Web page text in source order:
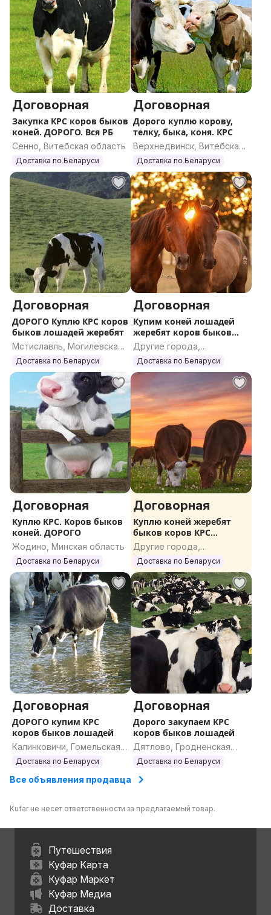
Договорная
Закупка КРС коров быков
коней. ДОРОГО. Вся РБ
Сенно, Витебская область
Доставка по Беларуси
Договорная
Дорого куплю корову,
телку, быка, коня. КРС
Верхнедвинск, Витебская
область
Доставка по Беларуси
Договорная
ДОРОГО Куплю КРС коров
быков лошадей жеребят
Мстиславль, Могилевская
область
Доставка по Беларуси
Договорная
Купим коней лошадей
жеребят коров быков
КРС ДОРОГО
Другие города,
Гомельская область
Доставка по Беларуси
Договорная
Куплю КРС. Коров быков
коней. ДОРОГО
Жодино, Минская область
Доставка по Беларуси
Договорная
Куплю коней жеребят
быков коров КРС
ДОРОГО
Другие города,
Гомельская область
Доставка по Беларуси
Договорная
ДОРОГО купим КРС
коров быков лошадей
Калинковичи, Гомельская
область
Доставка по Беларуси
Договорная
Дорого закупаем КРС
коров быков лошадей
Дятлово, Гродненская
область
Доставка по Беларуси
Все объявления продавца
Kufar не несет ответственности за предлагаемый товар.
Путешествия
Куфар Карта
Куфар Маркет
Куфар Медиа
Доставка